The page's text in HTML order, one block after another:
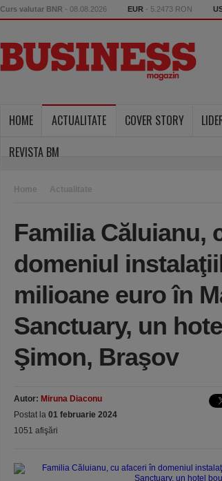
Curs valutar BNR - 08.08.2026 EUR - 5.2473 RON
HOME ACTUALITATE COVER STORY
REVISTA BM
Home Actualitate
Familia Căluianu,
domeniul
milioane euro în
Sanctuary, un
Şimon, Braşov
Autor: Miruna Diaconu
Postat la 01 februarie 2024
1051 afişări